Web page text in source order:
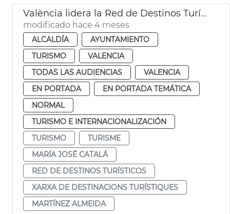
València lidera la Red de Destinos Turísticos Urbanos
modificado hace 4 meses
ALCALDÍA
AYUNTAMIENTO
TURISMO
VALENCIA
TODAS LAS AUDIENCIAS
VALENCIA
EN PORTADA
EN PORTADA TEMÁTICA
NORMAL
TURISMO E INTERNACIONALIZACIÓN
TURISMO
TURISME
MARÍA JOSÉ CATALÁ
RED DE DESTINOS TURÍSTICOS
XARXA DE DESTINACIONS TURÍSTIQUES
MARTÍNEZ ALMEIDA